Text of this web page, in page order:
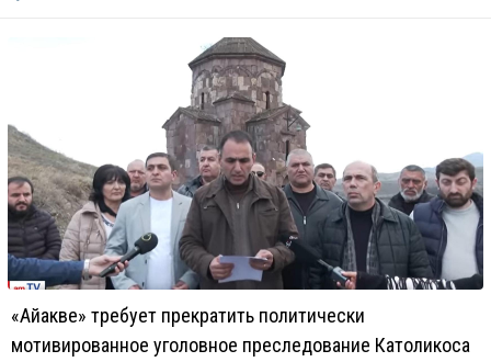
«Айакве» требует прекратить политически
мотивированное уголовное преследование Католикоса